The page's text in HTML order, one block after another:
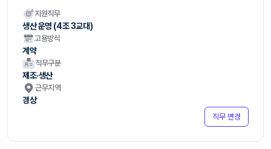
지원직무
생산 운영 (4조 3교대)
고용방식
계약
직무구분
제조·생산
근무지역
경상
직무 변경